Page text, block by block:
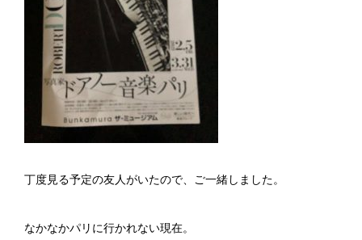
丁度見る予定の友人がいたので、ご一緒しました。
なかなかパリに行かれない現在。